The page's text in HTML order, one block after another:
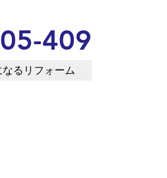
409
なるリフォーム